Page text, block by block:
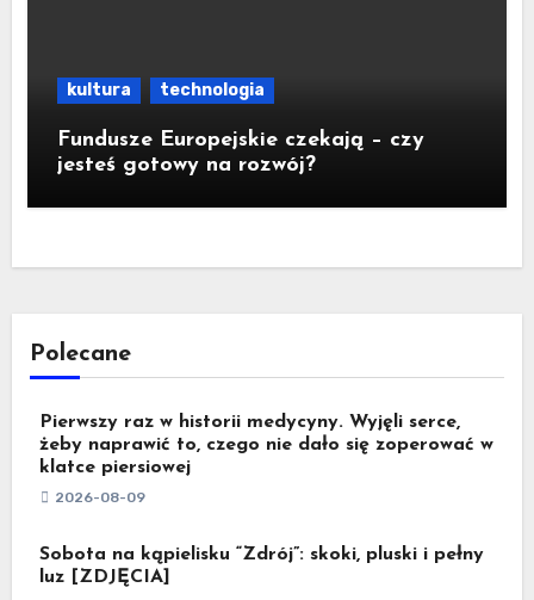
kultura technologia
Fundusze Europejskie czekają – czy
jesteś gotowy na rozwój?
Polecane
Pierwszy raz w historii medycyny. Wyjęli serce,
żeby naprawić to, czego nie dało się zoperować w
klatce piersiowej
2026-08-09
Sobota na kąpielisku “Zdrój”: skoki, pluski i pełny
luz [ZDJĘCIA]